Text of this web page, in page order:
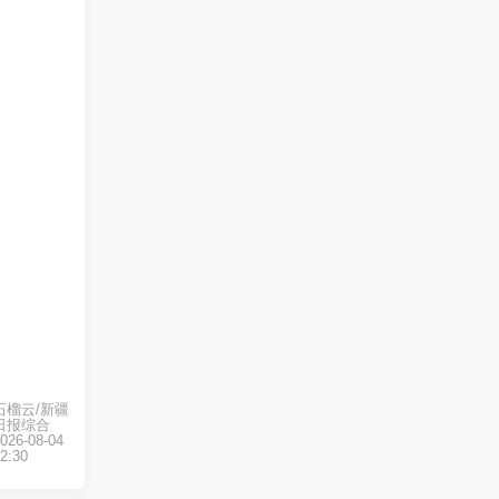
榴云/新疆
报综合
08-04